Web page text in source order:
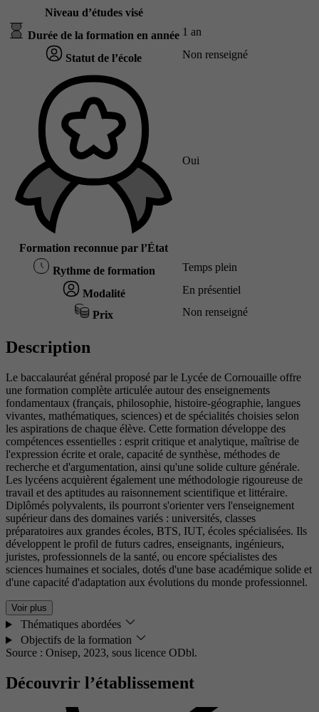
Niveau d’études visé
Durée de la formation en année 1 an
Statut de l’école Non renseigné
Formation reconnue par l’État
Oui
Rythme de formation Temps plein
Modalité En présentiel
Prix Non renseigné
Description
Le baccalauréat général proposé par le Lycée de Cornouaille offre
une formation complète articulée autour des enseignements
fondamentaux (français, philosophie, histoire-géographie, langues
vivantes, mathématiques, sciences) et de spécialités choisies selon
les aspirations de chaque élève. Cette formation développe des
compétences essentielles : esprit critique et analytique, maîtrise de
l'expression écrite et orale, capacité de synthèse, méthodes de
recherche et d'argumentation, ainsi qu'une solide culture générale.
Les lycéens acquièrent également une méthodologie rigoureuse de
travail et des aptitudes au raisonnement scientifique et littéraire.
Diplômés polyvalents, ils pourront s'orienter vers l'enseignement
supérieur dans des domaines variés : universités, classes
préparatoires aux grandes écoles, BTS, IUT, écoles spécialisées. Ils
développent le profil de futurs cadres, enseignants, ingénieurs,
juristes, professionnels de la santé, ou encore spécialistes des
sciences humaines et sociales, dotés d'une base académique solide et
d'une capacité d'adaptation aux évolutions du monde professionnel.
Voir plus
Thématiques abordées
Objectifs de la formation
Source : Onisep, 2023, sous licence ODbl.
Découvrir l’établissement